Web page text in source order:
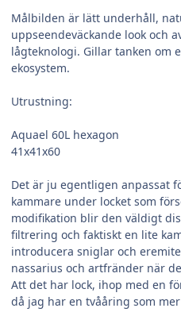
Målbilden är lätt underhåll,
uppseendeväckande look och
lågteknologi. Gillar tanken om
ekosystem.
Utrustning:
Aquael 60L hexagon
41x41x60
Det är ju egentligen anpassat
kammare under locket som
modifikation blir den väldigt
filtrering och faktiskt en lite
introducera sniglar och
nassarius och artfränder när
Att det har lock, ihop med en
då jag har en tvååring som